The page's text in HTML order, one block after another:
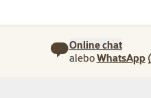
Online chat
aleboWhatsApp